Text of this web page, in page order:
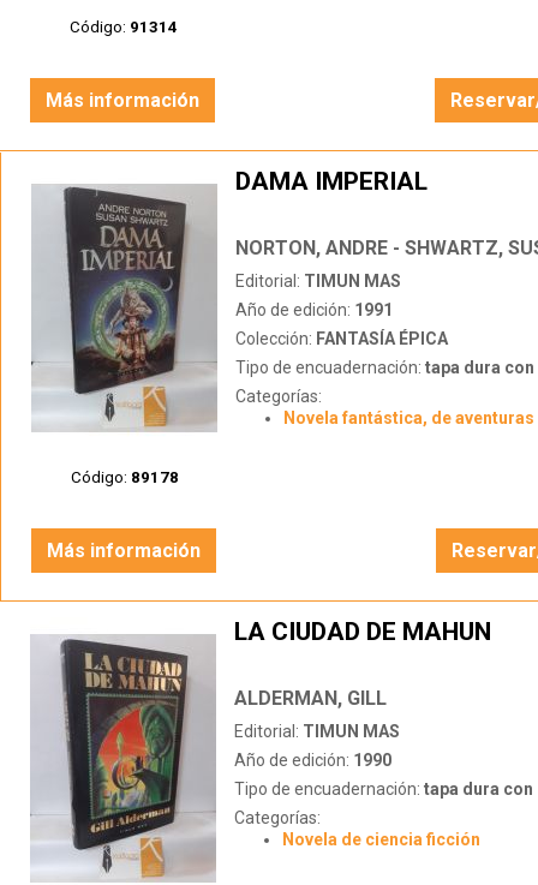
Código: 91314
Más información
Código: 89178
DAMA IMPERIAL
NORTON, ANDRE - SHWARTZ,
Editorial: TIMUN MAS
Año de edición: 1991
Colección: FANTASÍA ÉPICA
Tipo de encuadernación: tapa dura con
Categorías:
Novela fantástica, de aventuras
Más información
LA CIUDAD DE MAHUN
ALDERMAN, GILL
Editorial: TIMUN MAS
Año de edición: 1990
Tipo de encuadernación: tapa dura con
Categorías:
Novela de ciencia ficción